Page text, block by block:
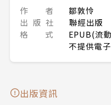
作 者
鄒敦怜
出 版 社
聯經出版
格 式
EPUB(流
不提供電
出版資訊